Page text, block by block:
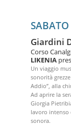
Giardini
Corso
LIKENIA
Un viaggio
sonorità
Addio”, alla
Ad aprire la
Giorgia
lavoro intenso
sonora.